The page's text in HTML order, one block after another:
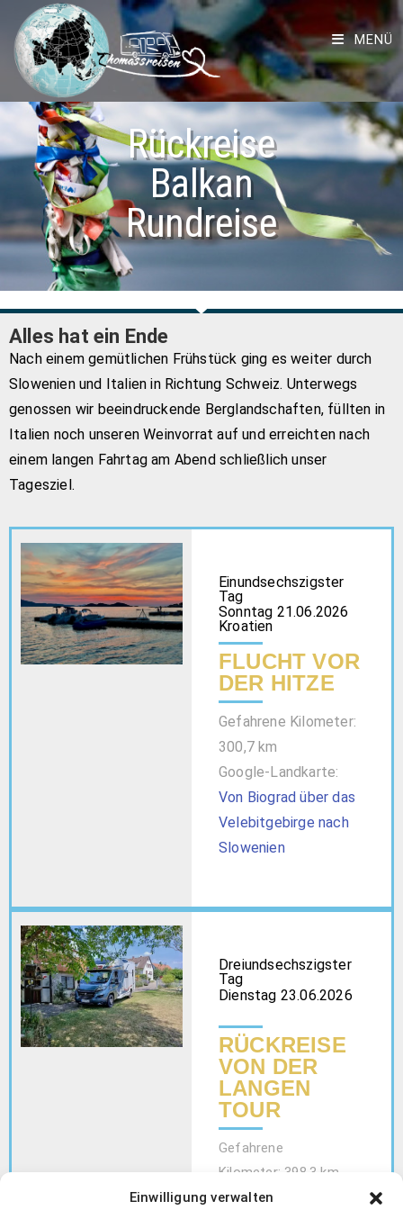
Einwilligung verwalten
MENÜ
Rückreise
Balkan
Rundreise
Alles hat ein Ende
Nach einem gemütlichen Frühstück ging es weiter durch
Slowenien und Italien in Richtung Schweiz. Unterwegs
genossen wir beeindruckende Berglandschaften, füllten in
Italien noch unseren Weinvorrat auf und erreichten nach
einem langen Fahrtag am Abend schließlich unser
Tagesziel.
Einundsechszigster
Tag
Sonntag 21.06.2026
Kroatien
FLUCHT VOR
DER HITZE
Gefahrene Kilometer:
300,7 km
Google-Landkarte:
Von Biograd über das
Velebitgebirge nach
Slowenien
Dreiundsechszigster
Tag
Dienstag 23.06.2026
RÜCKREISE
VON DER
LANGEN
TOUR
Gefahrene
Kilometer: 398,3 km
Google –